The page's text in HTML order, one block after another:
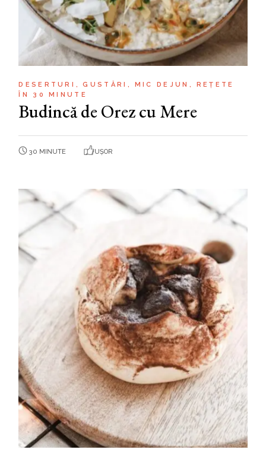
DESERTURI GUSTĂRI MIC DEJUN
REȚETE
ÎN 30 MINUTE
Budincă de Orez cu Mere
30 MINUTE UȘOR